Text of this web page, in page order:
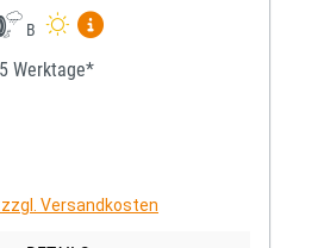
B
Mehr Informationen zum
Werktage*
Versandkosten